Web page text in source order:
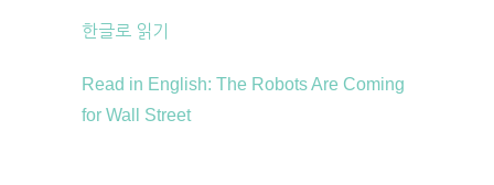
한글로 읽기
Read in English: The Robots Are Coming
for Wall Street